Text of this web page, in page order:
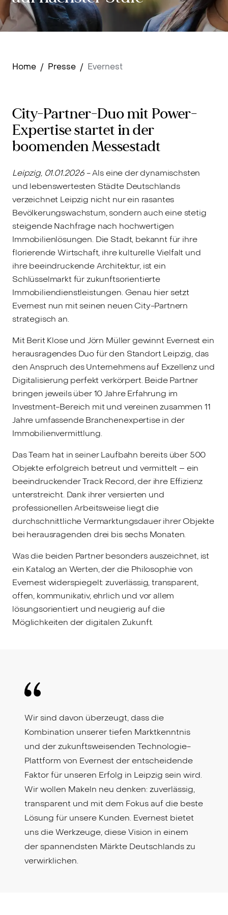
Home / Presse / Evernest
City-Partner-Duo mit Power-
Expertise startet in der
boomenden Messestadt
Leipzig, 01.01.2026- Als eine der dynamischsten
und lebenswertesten Städte Deutschlands
verzeichnet Leipzig nicht nur ein rasantes
Bevölkerungswachstum, sondern auch eine stetig
steigende Nachfrage nach hochwertigen
Immobilienlösungen. Die Stadt, bekannt für ihre
florierende Wirtschaft, ihre kulturelle Vielfalt und
ihre beeindruckende Architektur, ist ein
Schlüsselmarkt für zukunftsorientierte
Immobiliendienstleistungen. Genau hier setzt
Evernest nun mit seinen neuen City-Partnern
strategisch an.
Mit Berit Klose und Jörn Müller gewinnt Evernest ein
herausragendes Duo für den Standort Leipzig, das
den Anspruch des Unternehmens auf Exzellenz und
Digitalisierung perfekt verkörpert. Beide Partner
bringen jeweils über 10 Jahre Erfahrung im
Investment-Bereich mit und vereinen zusammen 11
Jahre umfassende Branchenexpertise in der
Immobilienvermittlung.
Das Team hat in seiner Laufbahn bereits über 500
Objekte erfolgreich betreut und vermittelt – ein
beeindruckender Track Record, der ihre Effizienz
unterstreicht. Dank ihrer versierten und
professionellen Arbeitsweise liegt die
durchschnittliche Vermarktungsdauer ihrer Objekte
bei herausragenden drei bis sechs Monaten.
Was die beiden Partner besonders auszeichnet, ist
ein Katalog an Werten, der die Philosophie von
Evernest widerspiegelt: zuverlässig, transparent,
offen, kommunikativ, ehrlich und vor allem
lösungsorientiert und neugierig auf die
Möglichkeiten der digitalen Zukunft.
Wir sind davon überzeugt, dass die
Kombination unserer tiefen Marktkenntnis
und der zukunftsweisenden Technologie-
Plattform von Evernest der entscheidende
Faktor für unseren Erfolg in Leipzig sein wird.
Wir wollen Makeln neu denken: zuverlässig,
transparent und mit dem Fokus auf die beste
Lösung für unsere Kunden. Evernest bietet
uns die Werkzeuge, diese Vision in einem
der spannendsten Märkte Deutschlands zu
verwirklichen.